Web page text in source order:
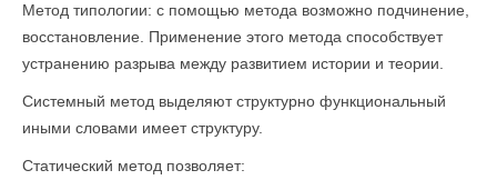
Метод типологии: с помощью метода возможно подчинение,
восстановление. Применение этого метода способствует
устранению разрыва между развитием истории и теории.
Системный метод выделяют структурно функциональный
иными словами имеет структуру.
Статический метод позволяет: